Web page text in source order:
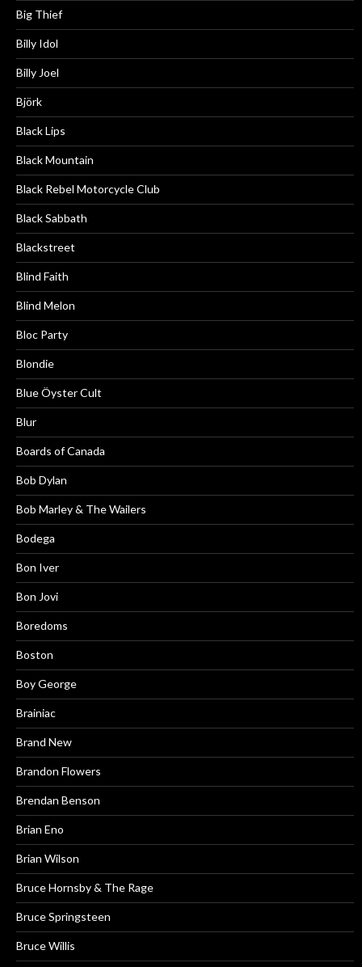
Big Thief
Billy Idol
Billy Joel
Björk
Black Lips
Black Mountain
Black Rebel Motorcycle Club
Black Sabbath
Blackstreet
Blind Faith
Blind Melon
Bloc Party
Blondie
Blue Öyster Cult
Blur
Boards of Canada
Bob Dylan
Bob Marley & The Wailers
Bodega
Bon Iver
Bon Jovi
Boredoms
Boston
Boy George
Brainiac
Brand New
Brandon Flowers
Brendan Benson
Brian Eno
Brian Wilson
Bruce Hornsby & The Rage
Bruce Springsteen
Bruce Willis